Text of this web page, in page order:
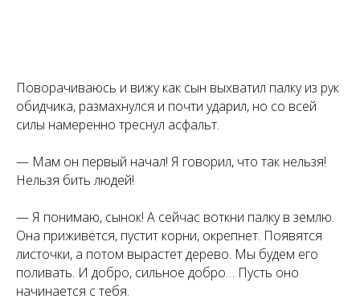
Поворачиваюсь и вижу как сын выхватил палку из рук
обидчика, размахнулся и почти ударил, но со всей
силы намеренно треснул асфальт.
— Мам он первый начал! Я говорил, что так нельзя!
Нельзя бить людей!
— Я понимаю, сынок! А сейчас воткни палку в землю.
Она приживётся, пустит корни, окрепнет. Появятся
листочки, а потом вырастет дерево. Мы будем его
поливать. И добро, сильное добро… Пусть оно
начинается с тебя.